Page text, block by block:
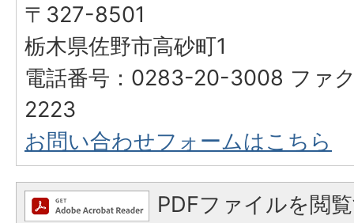
〒327-8501
栃木県佐野市高砂町1
電話番号：0283-20-3008 ファ
2223
お問い合わせフォームはこちら
PDFファイルを閲